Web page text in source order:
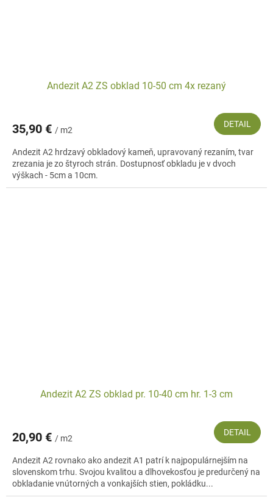
Andezit A2 ZS obklad 10-50 cm 4x rezaný
35,90 € / m2
DETAIL
Andezit A2 hrdzavý obkladový kameň, upravovaný rezaním, tvar
zrezania je zo štyroch strán. Dostupnosť obkladu je v dvoch
výškach - 5cm a 10cm.
Andezit A2 ZS obklad pr. 10-40 cm hr. 1-3 cm
20,90 € / m2
DETAIL
Andezit A2 rovnako ako andezit A1 patrí k najpopulárnejším na
slovenskom trhu. Svojou kvalitou a dlhovekosťou je predurčený na
obkladanie vnútorných a vonkajších stien, pokládku...